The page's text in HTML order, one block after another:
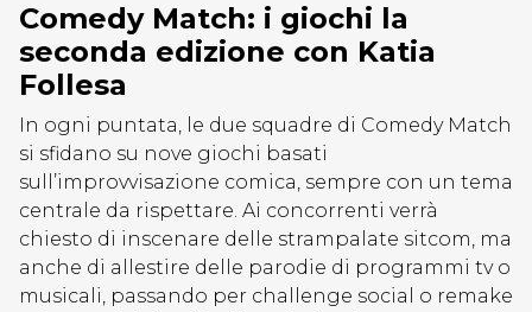
Comedy Match: i giochi la
seconda edizione con Katia
Follesa
In ogni puntata, le due squadre di Comedy Match
si sfidano su nove giochi basati
sull’improvvisazione comica, sempre con un tema
centrale da rispettare. Ai concorrenti verrà
chiesto di inscenare delle strampalate sitcom, ma
anche di allestire delle parodie di programmi tv o
musicali, passando per challenge social o remake